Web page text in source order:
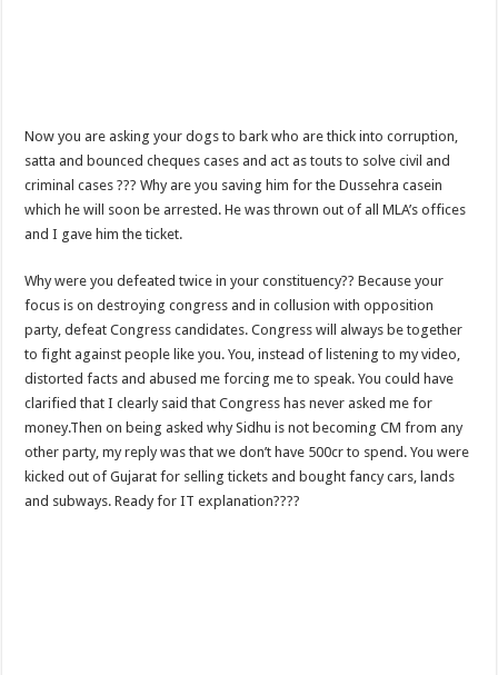
Now you are asking your dogs to bark who are thick into corruption,
satta and bounced cheques cases and act as touts to solve civil and
criminal cases ??? Why are you saving him for the Dussehra casein
which he will soon be arrested. He was thrown out of all MLA’s offices
and I gave him the ticket.
Why were you defeated twice in your constituency?? Because your
focus is on destroying congress and in collusion with opposition
party, defeat Congress candidates. Congress will always be together
to fight against people like you. You, instead of listening to my video,
distorted facts and abused me forcing me to speak. You could have
clarified that I clearly said that Congress has never asked me for
money.Then on being asked why Sidhu is not becoming CM from any
other party, my reply was that we don’t have 500cr to spend. You were
kicked out of Gujarat for selling tickets and bought fancy cars, lands
and subways. Ready for IT explanation????